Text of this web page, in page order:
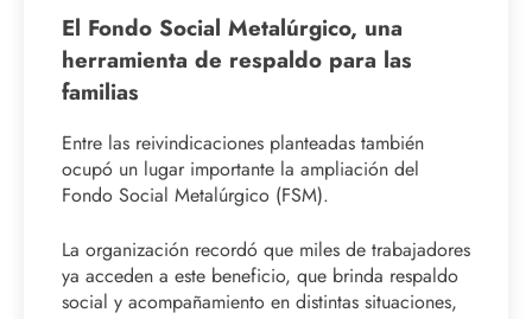
El Fondo Social Metalúrgico, una
herramienta de respaldo para las
familias
Entre las reivindicaciones planteadas también
ocupó un lugar importante la ampliación del
Fondo Social Metalúrgico (FSM).
La organización recordó que miles de trabajadores
ya acceden a este beneficio, que brinda respaldo
social y acompañamiento en distintas situaciones,